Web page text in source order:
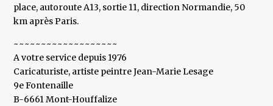
place, autoroute A13, sortie 11, direction Normandie, 50
km après Paris.
~~~~~~~~~~~~~~~~~~~
A votre service depuis 1976
Caricaturiste, artiste peintre Jean-Marie Lesage
9e Fontenaille
B-6661 Mont-Houffalize